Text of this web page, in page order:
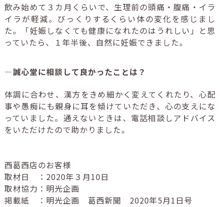
飲み始めて３カ月くらいで、生理前の頭痛・腹痛・イラ
イラが軽減。びっくりするくらい体の変化を感じまし
た。「妊娠しなくても健康になれたのはうれしい」と思
っていたら、１年半後、自然に妊娠できました。
―誠心堂に相談して良かったことは？
体調に合わせ、漢方をきめ細かく変えてくれたり、心配
事や愚痴にも親身に耳を傾けていただき、心の支えにな
っていました。通えないときは、電話相談しアドバイス
をいただけたので助かりました。
西葛西店のお客様
取材日 ：2020年３月10日
取材協力：明光企画
掲載紙 ：明光企画 葛西新聞 2020年5月1日号